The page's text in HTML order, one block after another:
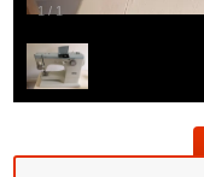
1 / 1